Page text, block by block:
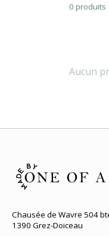
0 produits
Aucun
Chausée de Wavre 504
1390 Grez-Doiceau